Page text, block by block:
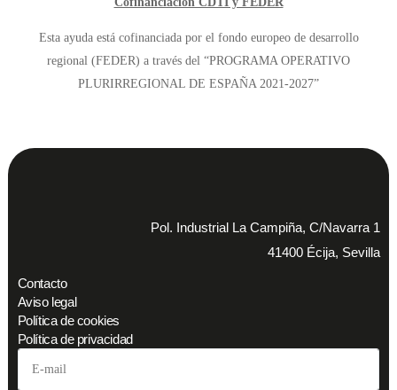
Esta ayuda está cofinanciada por el fondo europeo de desarrollo
regional (FEDER) a través del “PROGRAMA OPERATIVO
PLURIRREGIONAL DE ESPAÑA 2021-2027”
Pol. Industrial La Campiña, C/Navarra 1
41400 Écija, Sevilla
Contacto
Aviso legal
Política de cookies
Política de privacidad